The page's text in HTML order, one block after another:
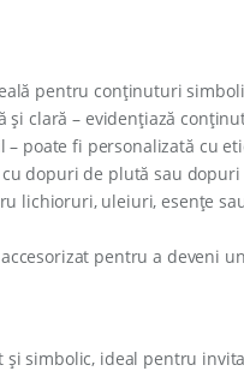
pentru conținuturi
și clară – evidențiază
– poate fi personalizată cu
dopuri de plută sau
lichioruri, uleiuri, esențe
pentru a deveni
și simbolic, ideal pentru